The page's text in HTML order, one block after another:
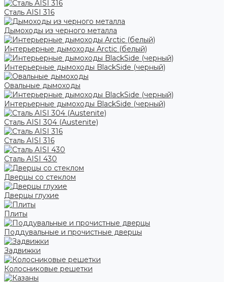
Сталь AISI 316
Дымоходы из черного металла
Интерьерные дымоходы Arctic (белый)
Интерьерные дымоходы BlackSide (черный)
Овальные дымоходы
Интерьерные дымоходы BlackSide (черный)
Сталь AISI 304 (Austenite)
Сталь AISI 316
Сталь AISI 430
Дверцы со стеклом
Дверцы глухие
Плиты
Поддувальные и прочистные дверцы
Задвижки
Колосниковые решетки